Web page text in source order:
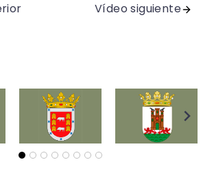
Vídeo siguiente